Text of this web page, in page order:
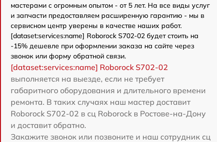
мастерами с огромным опытом - от 5 лет. На все виды услуг
и запчасти предоставляем расширенную гарантию - мы в
сервисном центр уверены в качестве наших работ.
[dataset:services:name] Roborock S702-02 будет стоить на
-15% дешевле при оформлении заказа на сайте через
звонок или форму обратной связи.
[dataset:services:name] Roborock S702-02
выполняется на выезде, если не требует
габаритного оборудования и длительного времени
ремонта. В таких случаях наш мастер доставит
Roborock S702-02 в сц Roborock в Ростове-на-Дону
и доставит обратно.
Закажите звонок или позвоните и наш сотрудник сц